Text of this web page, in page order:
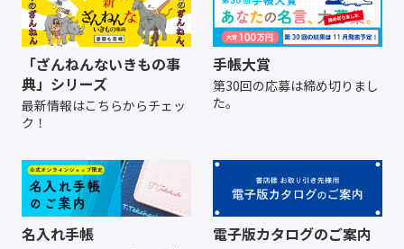
「ざんねんないきもの事
典」シリーズ
最新情報はこちらからチェッ
ク！
手帳大賞
第30回の応募は締め切りまし
た。
名入れ手帳 電子版カタログのご案内